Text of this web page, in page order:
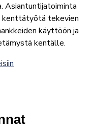
Asiantuntijatoiminta
kenttätyötä tekevien
käyttöön ja
kentälle.